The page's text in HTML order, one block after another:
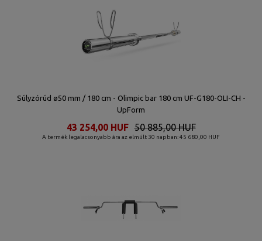
Súlyzórúd ø50 mm / 180 cm - Olimpic bar 180 cm UF-G180-OLI-CH -
UpForm
A termék legalacsonyabb ára az elmúlt 30 napban: 45 680,00 HUF
50 885,00 HUF
43 254,00 HUF